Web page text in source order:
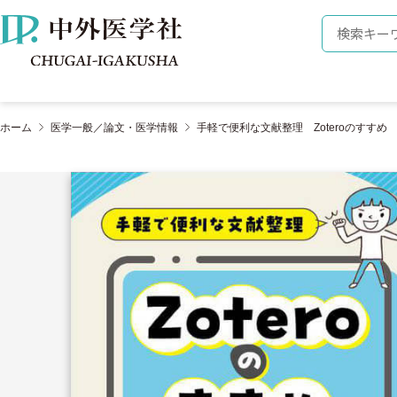
株式会社 中外医学社 検索キーワ
ホーム 医学一般／論文・医学情報 手軽で便利な文献整理 Zoteroのすすめ